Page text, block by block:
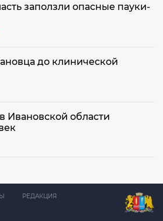
заползли опасные пауки-
до клинической
Ивановской области
РЕДАКЦИЯ